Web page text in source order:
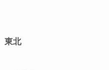
東北